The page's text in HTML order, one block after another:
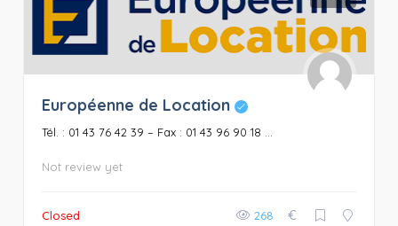
Européenne de Location
Tél. : 01 43 76 42 39 – Fax : 01 43 96 90 18 ...
Not review yet
Closed 268 €